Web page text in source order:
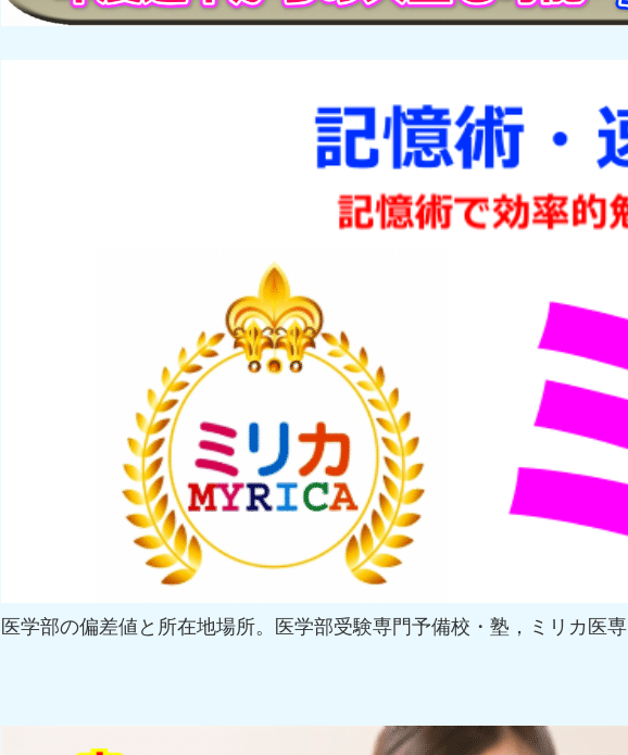
医学部の偏差値と所在地場所。医学部受験専門予備校・塾，ミリカ医専